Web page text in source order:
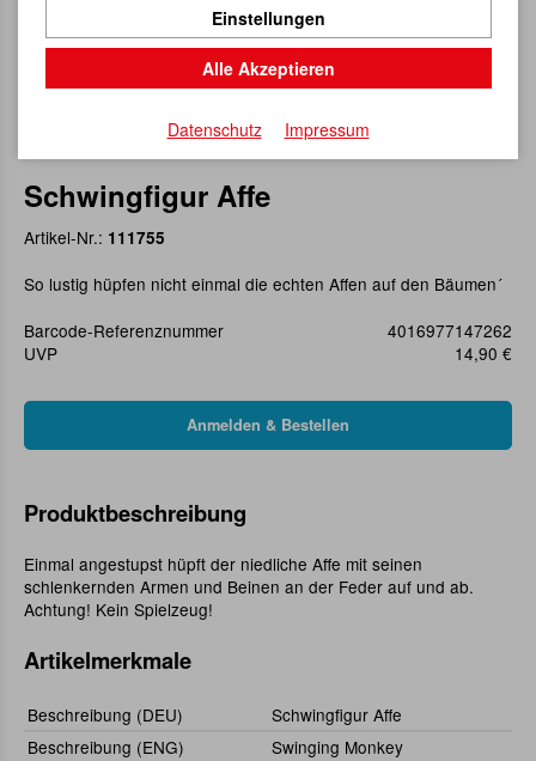
Schwingfigur Affe
Artikel-Nr.: 111755
So lustig hüpfen nicht einmal die echten Affen auf den Bäumen´
Barcode-Referenznummer
4016977147262
UVP
14,90 €
Produktbeschreibung
Einmal angestupst hüpft der niedliche Affe mit seinen
schlenkernden Armen und Beinen an der Feder auf und ab.
Achtung! Kein Spielzeug!
Artikelmerkmale
Beschreibung (DEU)
Schwingfigur Affe
Beschreibung (ENG)
Swinging Monkey
Einstellungen
Alle Akzeptieren
Datenschutz Impressum